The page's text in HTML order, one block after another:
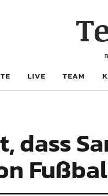
LIVE TEAM
dass